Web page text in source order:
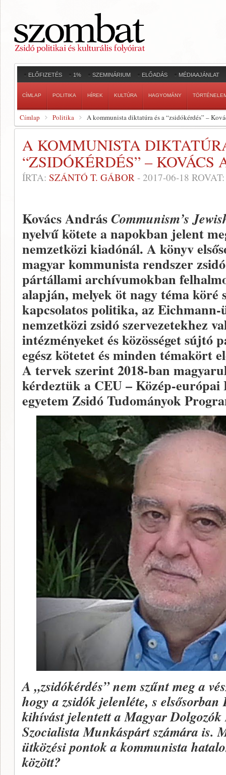
ELŐFIZETÉS 1% SZEMINÁRIUM ELŐADÁS MÉDIAAJÁNLAT
CÍMLAP POLITIKA HÍREK KULTÚRA HAGYOMÁNY
Címlap Politika A kommunista diktatúra és a “zsidókérdés” –
A KOMMUNISTA
“ZSIDÓKÉRDÉS” – KOVÁCS
ÍRTA: SZÁNTÓ T. GÁBOR - 2017-06-18
Kovács AndrásCommunism’s
nyelvű kötete a napokban jelent
nemzetközi kiadónál. A könyv
magyar kommunista rendszer
pártállami archívumokban
alapján, melyek öt nagy téma köré
kapcsolatos politika, az
nemzetközi zsidó szervezetekhez
intézményeket és közösséget sújtó
egész kötetet és minden témakört
A tervek szerint 2018-ban
kérdeztük a CEU – Közép-európai
egyetem Zsidó Tudományok
A „zsidókérdés” nem szűnt meg a
hogy a zsidók jelenléte, s
kihívást jelentett a Magyar
Szocialista Munkáspárt számára is.
ütközési pontok a kommunista
között?